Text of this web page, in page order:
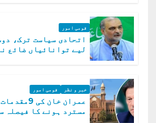
قومی امور
اتحادی سیاست ترک،
لیے توانائیاں ضائع
خبر و نظر قومی امور
عمران خان
مسترد ہونے کا فیصلہ